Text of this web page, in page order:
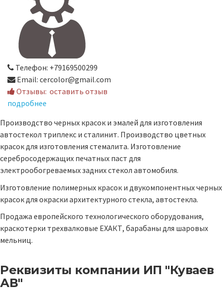
Телефон: +79169500299
Email: cercolor@gmail.com
Отзывы: оставить отзыв
подробнее
Производство черных красок и эмалей для изготовления
автостекол триплекс и сталинит. Производство цветных
красок для изготовления стемалита. Изготовление
серебросодержащих печатных паст для
электрообогреваемых задних стекол автомобиля.
Изготовление полимерных красок и двукомпонентных черных
красок для окраски архитектурного стекла, автостекла.
Продажа европейского технологического оборудования,
краскотерки трехвалковые ЕХАКТ, барабаны для шаровых
мельниц.
Реквизиты компании ИП "Куваев
АВ"